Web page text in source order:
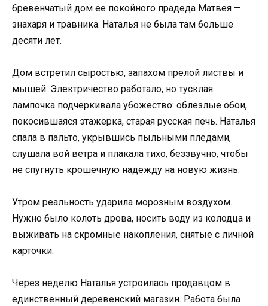
бревенчатый дом ее покойного прадеда Матвея —
знахаря и травника. Наталья не была там больше
десяти лет.
Дом встретил сыростью, запахом прелой листвы и
мышей. Электричество работало, но тусклая
лампочка подчеркивала убожество: облезлые обои,
покосившаяся этажерка, старая русская печь. Наталья
спала в пальто, укрывшись пыльными пледами,
слушала вой ветра и плакала тихо, беззвучно, чтобы
не спугнуть крошечную надежду на новую жизнь.
Утром реальность ударила морозным воздухом.
Нужно было колоть дрова, носить воду из колодца и
выживать на скромные накопления, снятые с личной
карточки.
Через неделю Наталья устроилась продавцом в
единственный деревенский магазин. Работа была